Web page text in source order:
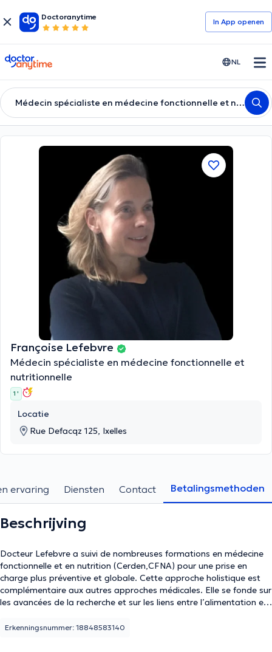
Doctoranytime
In App openen
doctoranytime NL
Médecin spécialiste en médecine fonctionnelle et nutritionnelle
Françoise Lefebvre
Médecin spécialiste en médecine fonctionnelle et
nutritionnelle
1 '
Locatie
Rue Defacqz 125, Ixelles
ervaring Diensten Contact Betalingsmethoden
Beschrijving
Docteur Lefebvre a suivi de nombreuses formations en médecine
fonctionnelle et en nutrition (Cerden,CFNA) pour une prise en
charge plus préventive et globale. Cette approche holistique est
complémentaire aux autres approches médicales. Elle se fonde sur
les avancées de la recherche et sur les liens entre l’alimentation et
optimaliser l’alimentation et la microalimentation (antioxydants,
Erkenningsnummer: 18848583140